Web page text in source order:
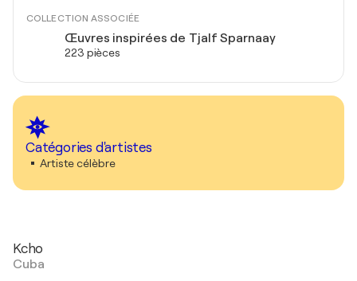
COLLECTION ASSOCIÉE
Œuvres inspirées de Tjalf Sparnaay
223 pièces
Catégories d'artistes
Artiste célèbre
Kcho
Cuba